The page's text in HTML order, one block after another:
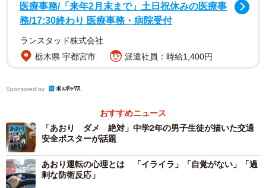
偏りがある。社会性を身につけさせるための指導が必要」
として、「保護観察付き」の執行猶予判決にした理由を述
べた。
刑が妥当と考えた上での求刑であったと思う、だが、今回
起訴された事件は、妨害運転罪ができる前の事件であるか
ら、当然ながら適用されない」と説明した。同事件を契機
に生まれた新たな罰則が、皮肉にも当の被告には適用され
ないという結果になった。
医療事務/「来年2月末まで」土日祝休みの医療事
務/17:30終わり 医療事務・病院受付
ランスタッド株式会社
栃木県 宇都宮市
派遣社員：時給1,400円
Sponsored by
おすすめニュース
「あおり ダメ 絶対」中学2年の男子生徒が描いた交通
安全ポスターが話題
あおり運転の心理とは 「イライラ」「自覚がない」「過
剰な防衛反応」